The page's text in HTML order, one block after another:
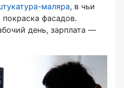
маляра, в чьи
фасадов.
день, зарплата —